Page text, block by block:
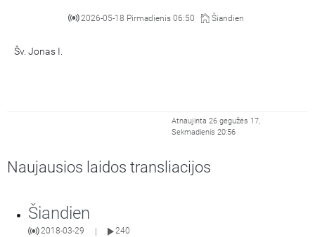
2026-05-18 Pirmadienis 06:50 Šiandien
Šv. Jonas I.
Atnaujinta 26 gegužės 17,
Sekmadienis 20:56
Naujausios laidos transliacijos
Šiandien
2018-03-29 240